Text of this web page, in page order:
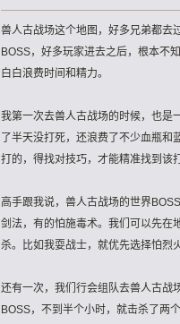
兽人古战场这个地图，好多兄弟都去
BOSS，好多玩家进去之后，根本不
白白浪费时间和精力。
我第一次去兽人古战场的时候，也是
了半天没打死，还浪费了不少血瓶
打的，得找对技巧，才能精准找到该
高手跟我说，兽人古战场的世界
剑法，有的怕施毒术。我们可以先在
杀。比如我耍战士，就优先选择怕烈
还有一次，我们行会组队去兽人古战
BOSS，不到半个小时，就击杀了两